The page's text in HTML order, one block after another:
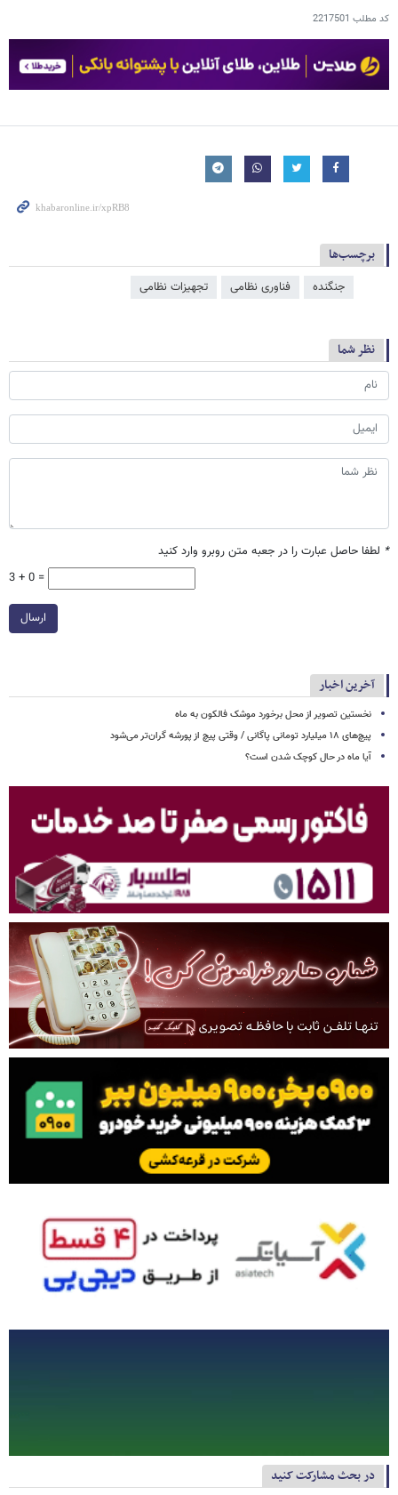
کد مطلب 2217501
برچسب‌ها
جنگنده فناوری نظامی تجهیزات نظامی
نظر شما
* لطفا حاصل عبارت را در جعبه متن روبرو وارد کنید
3 + 0 =
ارسال
آخرین اخبار
نخستین تصویر از محل برخورد موشک فالکون به ماه
پیچ‌های ۱۸ میلیارد تومانی پاگانی / وقتی پیچ از پورشه گران‌تر می‌شود
آیا ماه در حال کوچک شدن است؟
در بحث مشارکت کنید